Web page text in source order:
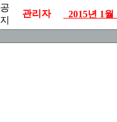
공
지
관리자 2015년 1